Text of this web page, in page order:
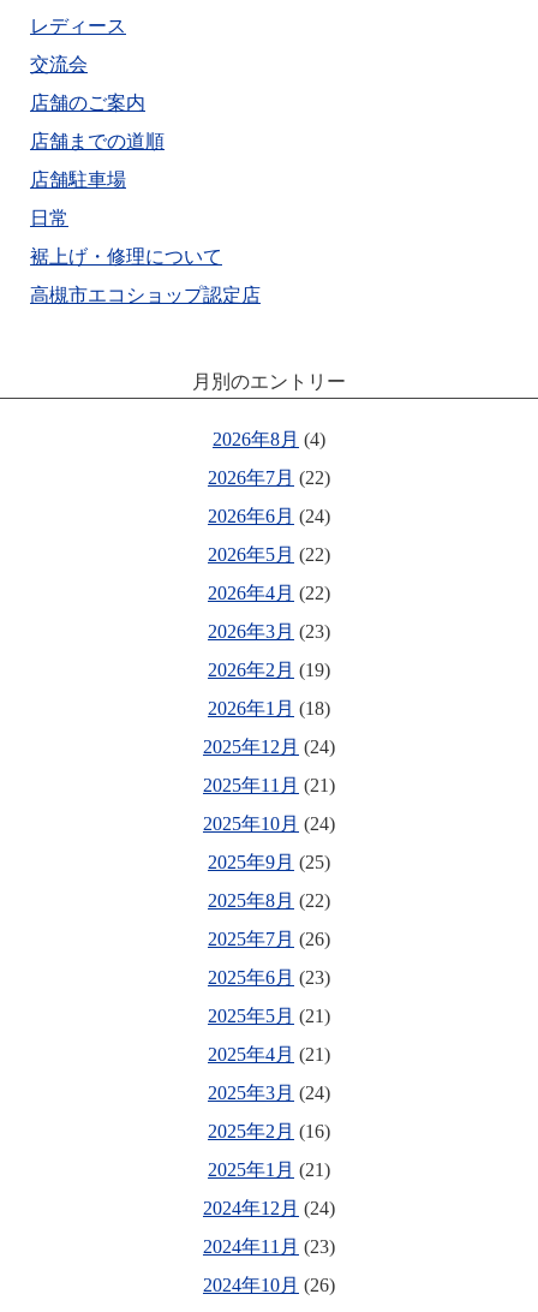
レディース
交流会
店舗のご案内
店舗までの道順
店舗駐車場
日常
裾上げ・修理について
高槻市エコショップ認定店
月別のエントリー
2026年8月 (4)
2026年7月 (22)
2026年6月 (24)
2026年5月 (22)
2026年4月 (22)
2026年3月 (23)
2026年2月 (19)
2026年1月 (18)
2025年12月 (24)
2025年11月 (21)
2025年10月 (24)
2025年9月 (25)
2025年8月 (22)
2025年7月 (26)
2025年6月 (23)
2025年5月 (21)
2025年4月 (21)
2025年3月 (24)
2025年2月 (16)
2025年1月 (21)
2024年12月 (24)
2024年11月 (23)
2024年10月 (26)